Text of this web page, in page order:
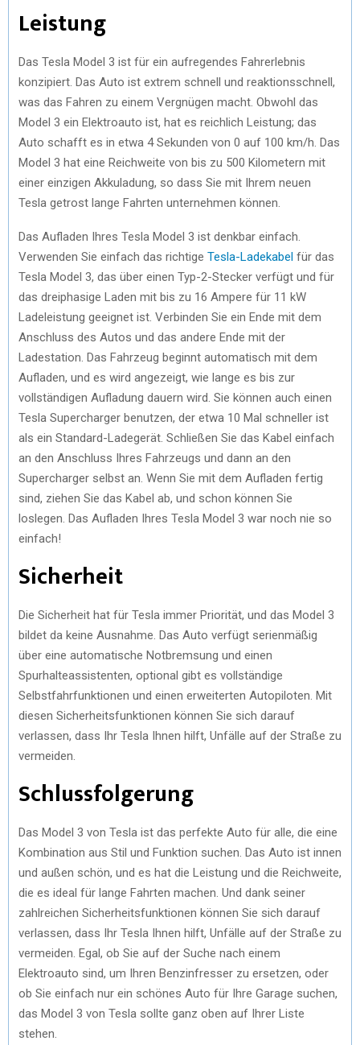
Leistung
Das Tesla Model 3 ist für ein aufregendes Fahrerlebnis
konzipiert. Das Auto ist extrem schnell und reaktionsschnell,
was das Fahren zu einem Vergnügen macht. Obwohl das
Model 3 ein Elektroauto ist, hat es reichlich Leistung; das
Auto schafft es in etwa 4 Sekunden von 0 auf 100 km/h. Das
Model 3 hat eine Reichweite von bis zu 500 Kilometern mit
einer einzigen Akkuladung, so dass Sie mit Ihrem neuen
Tesla getrost lange Fahrten unternehmen können.
Das Aufladen Ihres Tesla Model 3 ist denkbar einfach.
Verwenden Sie einfach das richtige Tesla-Ladekabel für das
Tesla Model 3, das über einen Typ-2-Stecker verfügt und für
das dreiphasige Laden mit bis zu 16 Ampere für 11 kW
Ladeleistung geeignet ist. Verbinden Sie ein Ende mit dem
Anschluss des Autos und das andere Ende mit der
Ladestation. Das Fahrzeug beginnt automatisch mit dem
Aufladen, und es wird angezeigt, wie lange es bis zur
vollständigen Aufladung dauern wird. Sie können auch einen
Tesla Supercharger benutzen, der etwa 10 Mal schneller ist
als ein Standard-Ladegerät. Schließen Sie das Kabel einfach
an den Anschluss Ihres Fahrzeugs und dann an den
Supercharger selbst an. Wenn Sie mit dem Aufladen fertig
sind, ziehen Sie das Kabel ab, und schon können Sie
loslegen. Das Aufladen Ihres Tesla Model 3 war noch nie so
einfach!
Sicherheit
Die Sicherheit hat für Tesla immer Priorität, und das Model 3
bildet da keine Ausnahme. Das Auto verfügt serienmäßig
über eine automatische Notbremsung und einen
Spurhalteassistenten, optional gibt es vollständige
Selbstfahrfunktionen und einen erweiterten Autopiloten. Mit
diesen Sicherheitsfunktionen können Sie sich darauf
verlassen, dass Ihr Tesla Ihnen hilft, Unfälle auf der Straße zu
vermeiden.
Schlussfolgerung
Das Model 3 von Tesla ist das perfekte Auto für alle, die eine
Kombination aus Stil und Funktion suchen. Das Auto ist innen
und außen schön, und es hat die Leistung und die Reichweite,
die es ideal für lange Fahrten machen. Und dank seiner
zahlreichen Sicherheitsfunktionen können Sie sich darauf
verlassen, dass Ihr Tesla Ihnen hilft, Unfälle auf der Straße zu
vermeiden. Egal, ob Sie auf der Suche nach einem
Elektroauto sind, um Ihren Benzinfresser zu ersetzen, oder
ob Sie einfach nur ein schönes Auto für Ihre Garage suchen,
das Model 3 von Tesla sollte ganz oben auf Ihrer Liste
stehen.